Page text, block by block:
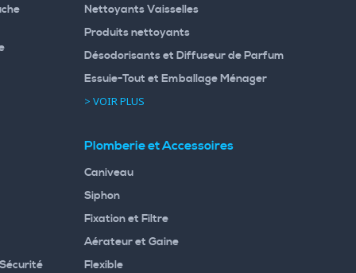
Nettoyants Vaisselles
Produits nettoyants
Désodorisants et Diffuseur de Parfum
Essuie-Tout et Emballage Ménager
> VOIR PLUS
Plomberie et Accessoires
Caniveau
Siphon
Fixation et Filtre
Aérateur et Gaine
Flexible